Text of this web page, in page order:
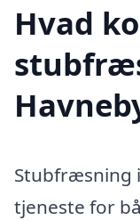
Hvad
Stubfræsning
tjeneste for